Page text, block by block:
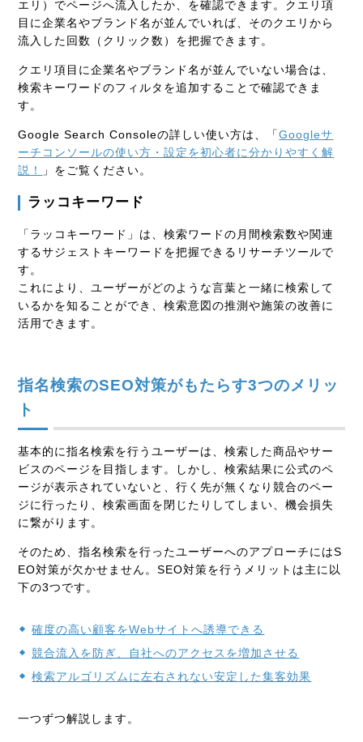
エリ）でページへ流入したか、を確認できます。クエリ項
目に企業名やブランド名が並んでいれば、そのクエリから
流入した回数（クリック数）を把握できます。
クエリ項目に企業名やブランド名が並んでいない場合は、
検索キーワードのフィルタを追加することで確認できま
す。
Google Search Consoleの詳しい使い方は、「Googleサ
ーチコンソールの使い方・設定を初心者に分かりやすく解
説！
」をご覧ください。
ラッコキーワード
「ラッコキーワード」は、検索ワードの月間検索数や関連
するサジェストキーワードを把握できるリサーチツールで
す。
これにより、ユーザーがどのような言葉と一緒に検索して
いるかを知ることができ、検索意図の推測や施策の改善に
活用できます。
指名検索のSEO対策がもたらす3つのメリッ
ト
基本的に指名検索を行うユーザーは、検索した商品やサー
ビスのページを目指します。しかし、検索結果に公式のペ
ージが表示されていないと、行く先が無くなり競合のペー
ジに行ったり、検索画面を閉じたりしてしまい、機会損失
に繋がります。
そのため、指名検索を行ったユーザーへのアプローチにはS
EO対策が欠かせません。SEO対策を行うメリットは主に以
下の3つです。
確度の高い顧客をWebサイトへ誘導できる
競合流入を防ぎ、自社へのアクセスを増加させる
検索アルゴリズムに左右されない安定した集客効果
一つずつ解説します。